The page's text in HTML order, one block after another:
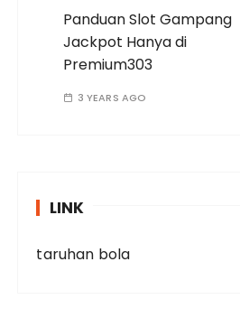
Panduan Slot Gampang
Jackpot Hanya di
Premium303
3 YEARS AGO
LINK
taruhan bola